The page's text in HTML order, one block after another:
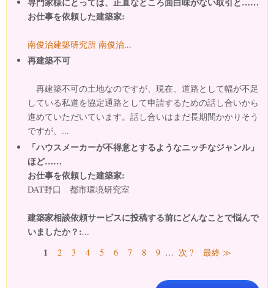
お仕事を依頼した建築家:
南俊治建築研究所 南俊治...
再建築不可
再建築不可の土地なのですが、現在、道路として幅が不足
している私道を協定通路として申請するための話し合いから
進めていただいています。話し合いはまだ長期間かかりそう
ですが、...
「ハウスメーカーが不得意とするようなニッチなジャンル」
ほど……
お仕事を依頼した建築家:
DAT野口 都市環境研究室
建築家相談依頼サービスに投稿する前にどんなことで悩んで
いましたか？:...
ページ1 2 3 4 5 6 7 8 9 … 次 ? 最終 ≫